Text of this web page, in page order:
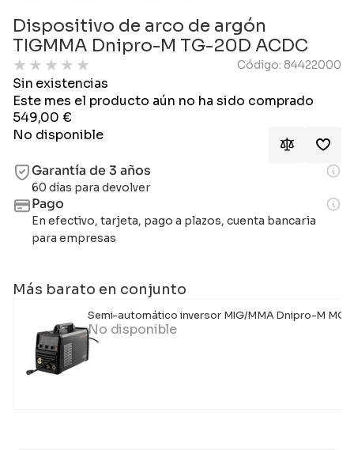
Dispositivo de arco de argón
TIGMMA Dnipro-M TG-20D ACDC
★ ★ ★ ★ ★ Código: 84422000
Sin existencias
Este mes el producto aún no ha sido comprado
549,00€
No disponible
Garantía de 3 años
60 días para devolver
Pago
En efectivo, tarjeta, pago a plazos, cuenta bancaria
para empresas
Más barato en conjunto
Semi-automático inversor MIG/MMA Dnipro-M MG-
No disponible